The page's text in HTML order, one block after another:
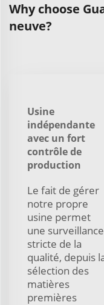
Why choose
neuve?
Usine
indépendante
avec un fort
contrôle de
production
Le fait de gérer
notre propre
usine permet
une surveillance
stricte de la
qualité, depuis
sélection des
matières
premières